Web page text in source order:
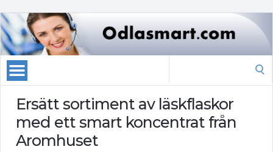
Ersätt sortiment av läskflaskor
med ett smart koncentrat från
Aromhuset